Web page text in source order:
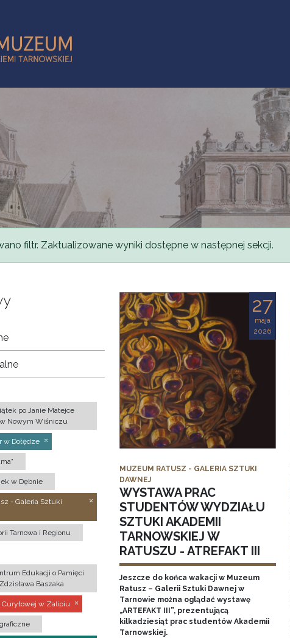
filtr. Zaktualizowane wyniki dostępne w następnej sekcji.
po Janie Matejce
Nowym Wiśniczu
w Dołędze
w Dębnie
- Galeria Sztuki
Tarnowa i Regionu
Edukacji o Pamięci
Baszaka
Curyłowej w Zalipiu
27
maja
2026
MUZEUM RATUSZ - GALERIA SZTUKI
DAWNEJ
WYSTAWA PRAC
STUDENTÓW WYDZIAŁU
SZTUKI AKADEMII
TARNOWSKIEJ W
RATUSZU - ATREFAKT III
Jeszcze do końca wakacji w Muzeum
Ratusz – Galerii Sztuki Dawnej w
Tarnowie można oglądać wystawę
„ARTEFAKT III”, prezentującą
kilkadziesiąt prac studentów Akademii
Tarnowskiej.